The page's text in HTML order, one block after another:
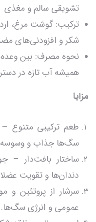
تشویقی سالم و مغذی
ترکیب: گوشت مرغ،
شکر و افزودنی‌های
نحوه مصرف: بین
همیشه آب تازه در
مزایا
طعم ترکیبی متنوع
سگ‌ها جذاب و
ساختار بافت‌دار –
دندان‌ها و تقویت
سرشار از پروتئین
عمومی و انرژی سگ‌ها.